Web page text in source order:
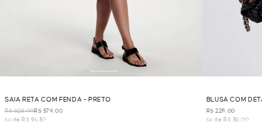
SAIA RETA COM FENDA - PRETO
R$ 828,00R$ 579,00
6x de R$ 96,50
BLUSA COM
R$ 228,00
6x de R$ 38,00